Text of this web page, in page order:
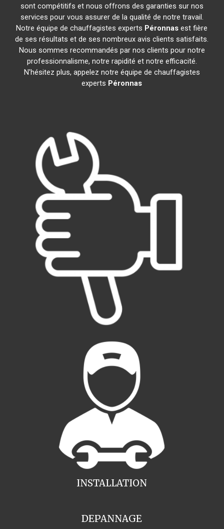
sont compétitifs et nous offrons des garanties sur nos
services pour vous assurer de la qualité de notre travail.
Notre équipe de chauffagistes experts Péronnas est fière
de ses résultats et de ses nombreux avis clients satisfaits.
Nous sommes recommandés par nos clients pour notre
professionnalisme, notre rapidité et notre efficacité.
N'hésitez plus, appelez notre équipe de chauffagistes
experts Péronnas
INSTALLATION
DEPANNAGE